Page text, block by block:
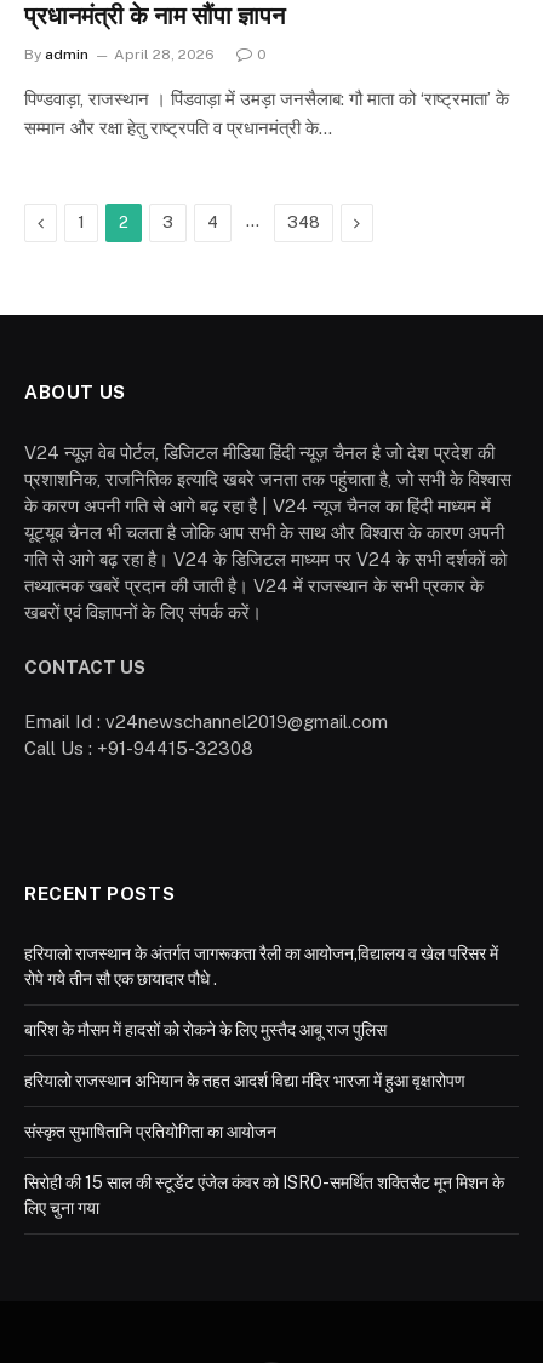
प्रधानमंत्री के नाम सौंपा ज्ञापन
By admin April 28, 2026 0
पिण्डवाड़ा, राजस्थान । पिंडवाड़ा में उमड़ा जनसैलाब: गौ माता को ‘राष्ट्रमाता’ के
सम्मान और रक्षा हेतु राष्ट्रपति व प्रधानमंत्री के…
Previous
1 2 3 4 … 348 Next
ABOUT US
V24 न्यूज़ वेब पोर्टल, डिजिटल मीडिया हिंदी न्यूज़ चैनल है जो देश प्रदेश की
प्रशाशनिक, राजनितिक इत्यादि खबरे जनता तक पहुंचाता है, जो सभी के विश्वास
के कारण अपनी गति से आगे बढ़ रहा है | V24 न्यूज चैनल का हिंदी माध्यम में
यूट्यूब चैनल भी चलता है जोकि आप सभी के साथ और विश्वास के कारण अपनी
गति से आगे बढ़ रहा है। V24 के डिजिटल माध्यम पर V24 के सभी दर्शकों को
तथ्यात्मक खबरें प्रदान की जाती है। V24 में राजस्थान के सभी प्रकार के
खबरों एवं विज्ञापनों के लिए संपर्क करें।
CONTACT US
Email Id : v24newschannel2019@gmail.com
Call Us : +91-94415-32308
RECENT POSTS
हरियालो राजस्थान के अंतर्गत जागरूकता रैली का आयोजन,विद्यालय व खेल परिसर में
रोपे गये तीन सौ एक छायादार पौधे .
बारिश के मौसम में हादसों को रोकने के लिए मुस्तैद आबू राज पुलिस
हरियालो राजस्थान अभियान के तहत आदर्श विद्या मंदिर भारजा में हुआ वृक्षारोपण
संस्कृत सुभाषितानि प्रतियोगिता का आयोजन
सिरोही की 15 साल की स्टूडेंट एंजेल कंवर को ISRO-समर्थित शक्तिसैट मून मिशन के
लिए चुना गया